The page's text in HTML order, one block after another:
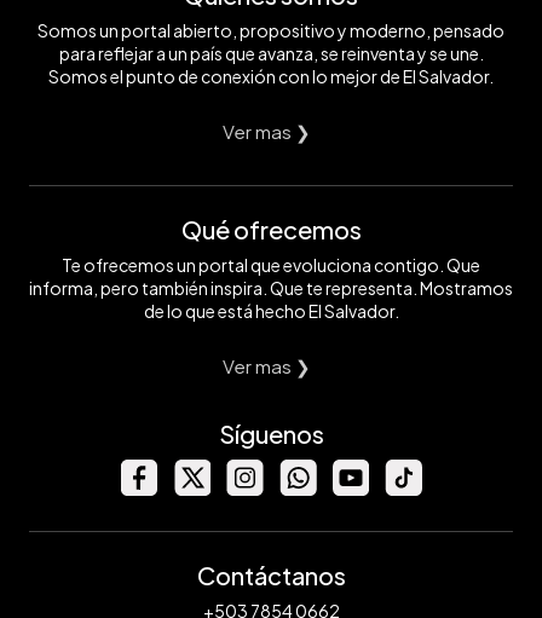
Somos un portal abierto, propositivo y moderno, pensado
para reflejar a un país que avanza, se reinventa y se une.
Somos el punto de conexión con lo mejor de El Salvador.
Ver mas ❯
Qué ofrecemos
Te ofrecemos un portal que evoluciona contigo. Que
informa, pero también inspira. Que te representa. Mostramos
de lo que está hecho El Salvador.
Ver mas ❯
Síguenos
Contáctanos
+503 7854 0662